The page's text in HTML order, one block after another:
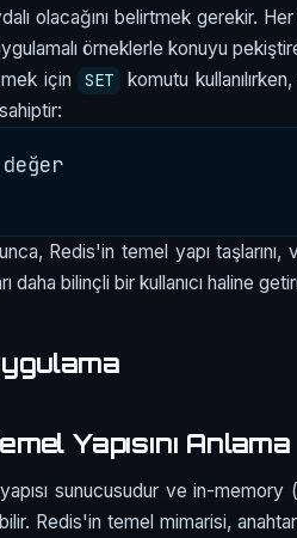
olacağını belirtmek gerekir.
örneklerle konuyu
için
SET komutu
Redis'in temel yapı taşlarını,
daha bilinçli bir kullanıcı haline
Yapısını Anlama
sunucusudur ve in-
Redis'in temel mimarisi,